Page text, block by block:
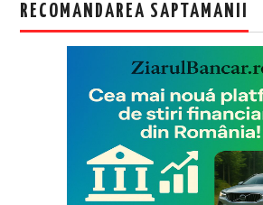
RECOMANDAREA SAPTAMANII